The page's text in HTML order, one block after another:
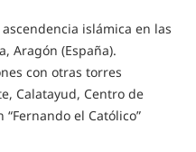
islámica en las
Aragón (España).
con otras torres
Calatayud, Centro de
el Católico”